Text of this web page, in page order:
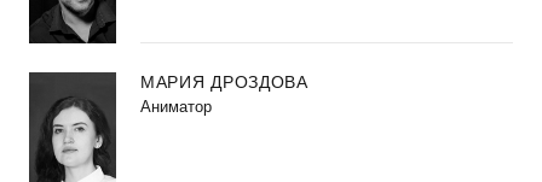
МАРИЯ ДРОЗДОВА
Аниматор